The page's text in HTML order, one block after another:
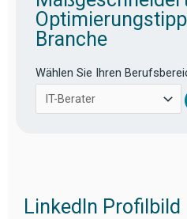
Branche
Wählen Sie Ihren
LinkedIn Profilbild